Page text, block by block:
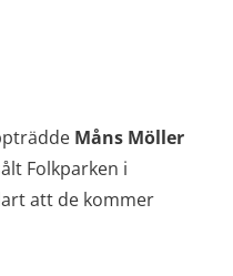
Måns Möller
Folkparken i
att de kommer